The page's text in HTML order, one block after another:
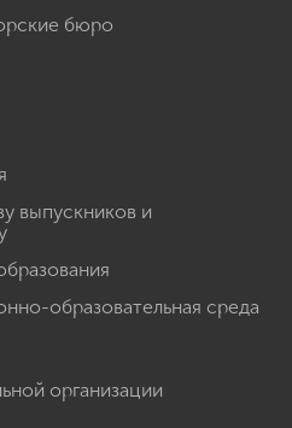
бюро
выпускников и
образовательная среда
организации